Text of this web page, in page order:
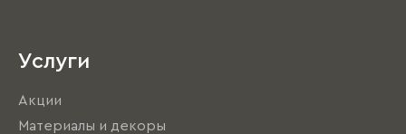
Услуги
Акции
Материалы и декоры